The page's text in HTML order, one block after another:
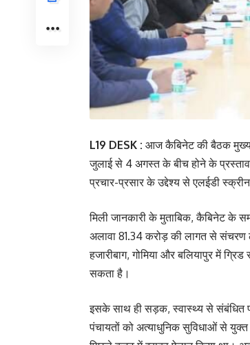
L19 DESK : आज कैबिनेट की बैठक
जुलाई से 4 अगस्त के बीच होने के
प्रचार-प्रसार के उद्देश्य से एलईडी
मिली जानकारी के मुताबिक, कैबिनेट के
अलावा 81.34 करोड़ की लागत से संचरण
हजारीबाग, गोमिया और बलियापुर में
सकता है।
इसके साथ ही सड़क, स्वास्थ्य से संबंधित
पंचायतों को अत्याधुनिक सुविधाओं से